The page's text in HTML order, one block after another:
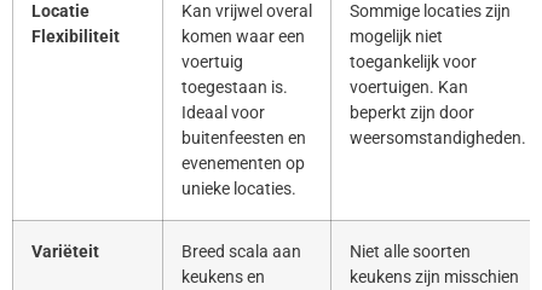
Locatie
Flexibiliteit
Kan vrijwel overal
komen waar een
voertuig
toegestaan is.
Ideaal voor
buitenfeesten en
evenementen op
unieke locaties.
Sommige locaties zijn
mogelijk niet
toegankelijk voor
voertuigen. Kan
beperkt zijn door
weersomstandigheden.
Variëteit
Breed scala aan
keukens en
Niet alle soorten
keukens zijn misschien